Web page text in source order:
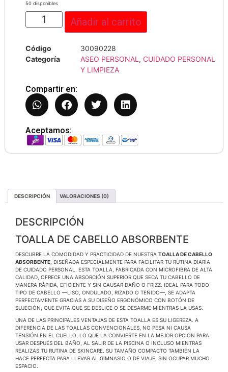
50 disponibles
Añadir al carrito
Código
30090228
Categoría
ASEO PERSONAL , CUIDADO PERSONAL
Y LIMPIEZA
Compartir en:
Aceptamos:
DESCRIPCIÓN VALORACIONES (0)
DESCRIPCIÓN
TOALLA DE CABELLO ABSORBENTE
DESCUBRE LA COMODIDAD Y PRACTICIDAD DE NUESTRA TOALLA DE CABELLO
ABSORBENTE , DISEÑADA ESPECIALMENTE PARA FACILITAR TU RUTINA DIARIA
DE CUIDADO PERSONAL. ESTA TOALLA, FABRICADA CON MICROFIBRA DE ALTA
CALIDAD, OFRECE UNA ABSORCIÓN SUPERIOR QUE SECA TU CABELLO DE
MANERA RÁPIDA, EFICIENTE Y SIN CAUSAR DAÑO O FRIZZ. IDEAL PARA TODO
TIPO DE CABELLO —LISO, ONDULADO, RIZADO O TEÑIDO—, SE ADAPTA
PERFECTAMENTE GRACIAS A SU DISEÑO ERGONÓMICO CON BOTÓN DE
SUJECIÓN, QUE EVITA QUE SE DESLICE O SE DESARME MIENTRAS LA USAS.
UNA DE LAS PRINCIPALES VENTAJAS DE ESTA TOALLA ES SU LIGEREZA. A
DIFERENCIA DE LAS TOALLAS CONVENCIONALES, NO PESA NI CAUSA
TENSIÓN EN EL CUELLO, LO QUE LA CONVIERTE EN LA MEJOR OPCIÓN PARA
USAR DESPUÉS DEL BAÑO, AL SALIR DE LA PISCINA O INCLUSO MIENTRAS
REALIZAS TU RUTINA DE SKINCARE. SU TAMAÑO COMPACTO TAMBIÉN LA
HACE PERFECTA PARA LLEVAR AL GIMNASIO O DE VIAJE, SIN OCUPAR MUCHO
ESPACIO.